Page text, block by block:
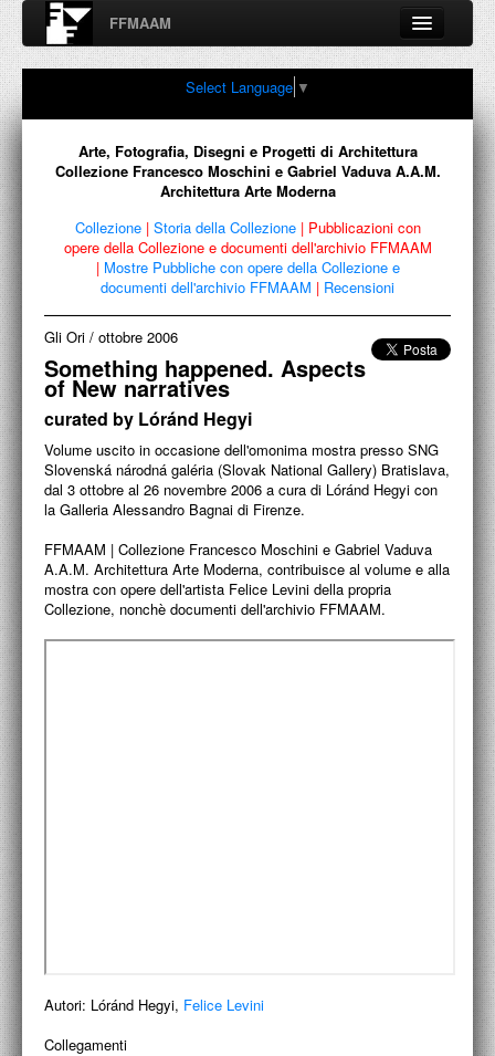
FFMAAM
Fondo Francesco Moschini
A.A.M. Architettura Arte Moderna
Percorsi, nodi, sconfinamenti e contaminazioni tra Arte,
FFMAAM
FRANCESCO MOSCHINI
PUBBLICAZIONI
CONFERENZE
VIDEO
COLLEZIONE
ACCADEMIA NAZIONALE DI SAN LUCA
I.E.D. / ROMA
POLITECNICO DI BARI
BIBLIOTECA FRANCESCO MOSCHINI
PROGETTI CULTURALI
PROGETTO T.E.S.I.
Select Language ▼
Arte, Fotografia, Disegni e Progetti di Architettura
Collezione Francesco Moschini e Gabriel Vaduva A.A.M.
Architettura Arte Moderna
Collezione | Storia della Collezione | Pubblicazioni con
opere della Collezione e documenti dell'archivio FFMAAM
| Mostre Pubbliche con opere della Collezione e
documenti dell'archivio FFMAAM | Recensioni
Gli Ori / ottobre 2006
Something happened. Aspects
of New narratives
curated by Lóránd Hegyi
Volume uscito in occasione dell'omonima mostra presso SNG
Slovenská národná galéria (Slovak National Gallery) Bratislava,
dal 3 ottobre al 26 novembre 2006 a cura di Lóránd Hegyi con
la Galleria Alessandro Bagnai di Firenze.
FFMAAM | Collezione Francesco Moschini e Gabriel Vaduva
A.A.M. Architettura Arte Moderna, contribuisce al volume e alla
mostra con opere dell'artista Felice Levini della propria
Collezione, nonchè documenti dell'archivio FFMAAM.
Autori: Lóránd Hegyi, Felice Levini
Collegamenti